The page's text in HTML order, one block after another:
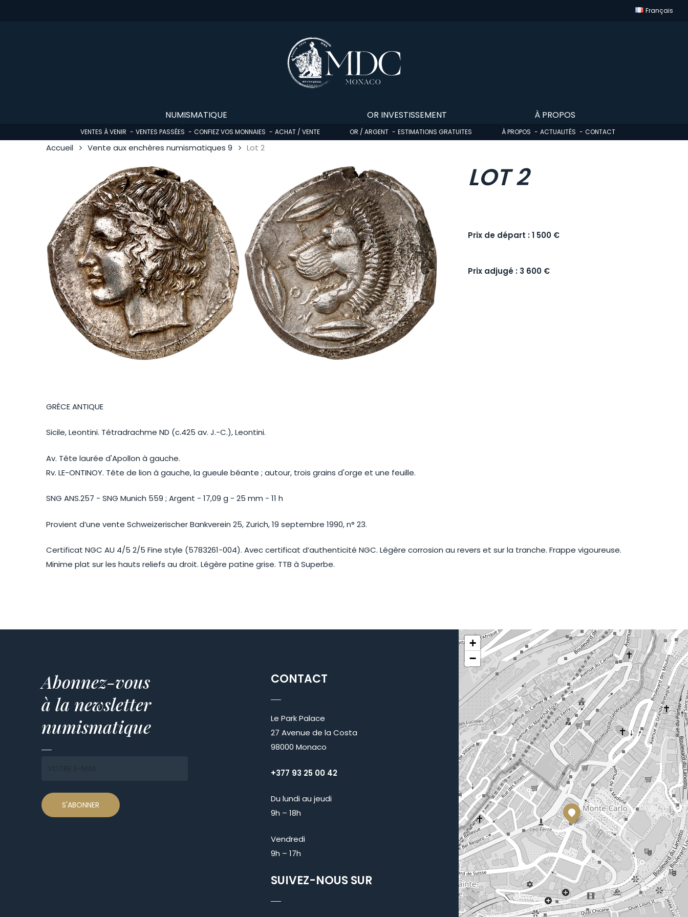
Français
NUMISMATIQUE
VENTES À VENIR VENTES PASSÉES CONFIEZ VOS MONNAIES ACHAT / VENTE
OR INVESTISSEMENT
OR / ARGENT ESTIMATIONS GRATUITES
À PROPOS
À PROPOS ACTUALITÉS CONTACT
Accueil Vente aux enchères numismatiques 9 Lot 2
LOT 2
Prix de départ : 1 500 €
Prix adjugé : 3 600 €
GRÈCE ANTIQUE
Sicile, Leontini. Tétradrachme ND (c.425 av. J.-C.), Leontini.
Av. Tête laurée d'Apollon à gauche.
Rv. LE-ONTINOY. Tête de lion à gauche, la gueule béante ; autour, trois grains d'orge et une feuille.
SNG ANS.257 - SNG Munich 559 ; Argent - 17,09 g - 25 mm - 11 h
Provient d’une vente Schweizerischer Bankverein 25, Zurich, 19 septembre 1990, n° 23.
Certificat NGC AU 4/5 2/5 Fine style (5783261-004). Avec certificat d’authenticité NGC. Légère corrosion au revers et sur la tranche. Frappe vigoureuse.
Minime plat sur les hauts reliefs au droit. Légère patine grise. TTB à Superbe.
Abonnez-vous
à la newsletter
numismatique
CONTACT
Le Park Palace
27 Avenue de la Costa
98000 Monaco
+377 93 25 00 42
Du lundi au jeudi
9h – 18h
Vendredi
9h – 17h
SUIVEZ-NOUS SUR
+
−